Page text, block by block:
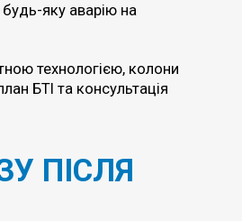
яку аварію на
технологією, колони
БТІ та консультація
ПІСЛЯ